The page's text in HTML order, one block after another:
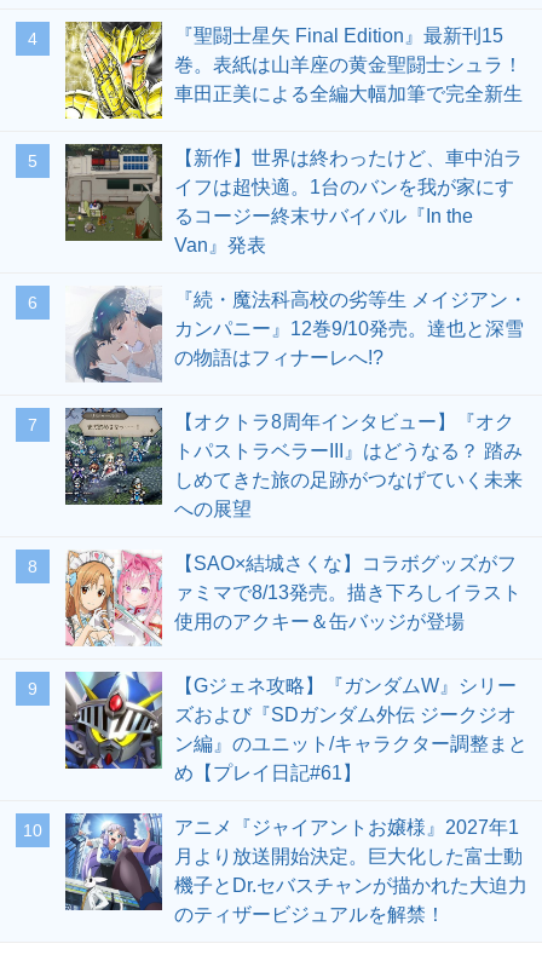
4
『聖闘士星矢 Final Edition』最新刊15
巻。表紙は山羊座の黄金聖闘士シュラ！
車田正美による全編大幅加筆で完全新生
5
【新作】世界は終わったけど、車中泊ラ
イフは超快適。1台のバンを我が家にす
るコージー終末サバイバル『In the
Van』発表
6
『続・魔法科高校の劣等生 メイジアン・
カンパニー』12巻9/10発売。達也と深雪
の物語はフィナーレへ!?
7
【オクトラ8周年インタビュー】『オク
トパストラベラーIII』はどうなる？ 踏み
しめてきた旅の足跡がつなげていく未来
への展望
8
【SAO×結城さくな】コラボグッズがフ
ァミマで8/13発売。描き下ろしイラスト
使用のアクキー＆缶バッジが登場
9
【Gジェネ攻略】『ガンダムW』シリー
ズおよび『SDガンダム外伝 ジークジオ
ン編』のユニット/キャラクター調整まと
め【プレイ日記#61】
10
アニメ『ジャイアントお嬢様』2027年1
月より放送開始決定。巨大化した富士動
機子とDr.セバスチャンが描かれた大迫力
のティザービジュアルを解禁！